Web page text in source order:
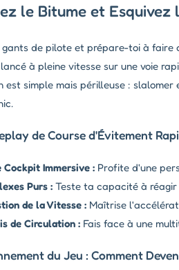
le Bitume et Esquivez
de pilote et prépare-toi à faire
à pleine vitesse sur une voie
est simple mais périlleuse :
de Course d'Évitement
Cockpit Immersive : Profite d'une
Purs : Teste ta capacité à réagir
de la Vitesse : Maîtrise
de Circulation : Fais face à une
du Jeu : Comment